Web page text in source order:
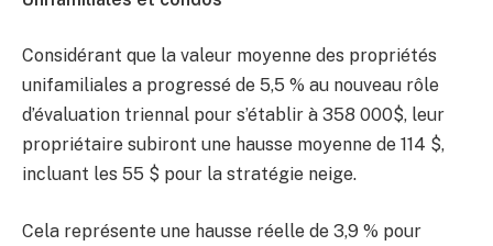
Considérant que la valeur moyenne des propriétés
unifamiliales a progressé de 5,5 % au nouveau rôle
d’évaluation triennal pour s’établir à 358 000$, leur
propriétaire subiront une hausse moyenne de 114 $,
incluant les 55 $ pour la stratégie neige.
Cela représente une hausse réelle de 3,9 % pour